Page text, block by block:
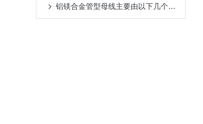
铝镁合金管型母线主要由以下几个部分组成